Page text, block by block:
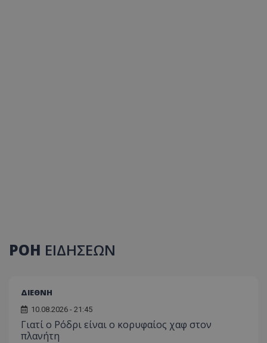
ΡΟΗ ΕΙΔΗΣΕΩΝ
ΔΙΕΘΝΗ
10.08.2026 - 21:45
Γιατί ο Ρόδρι είναι ο κορυφαίος χαφ στον
πλανήτη